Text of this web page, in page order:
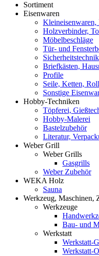
Sortiment
Eisenwaren
Kleineisenwaren,
Holzverbinder,
Möbelbeschläge
Tür- und
Sicherheitstechnik
Briefkästen,
Profile
Seile, Ketten,
Sonstige
Hobby-Techniken
Töpferei,
Hobby-Malerei
Bastelzubehör
Literatur,
Weber Grill
Weber Grills
Gasgrills
Weber Zubehör
WEKA Holz
Sauna
Werkzeug, Maschinen,
Werkzeuge
Bau- und
Werkstatt
Werkstatt-
Werkstatt-